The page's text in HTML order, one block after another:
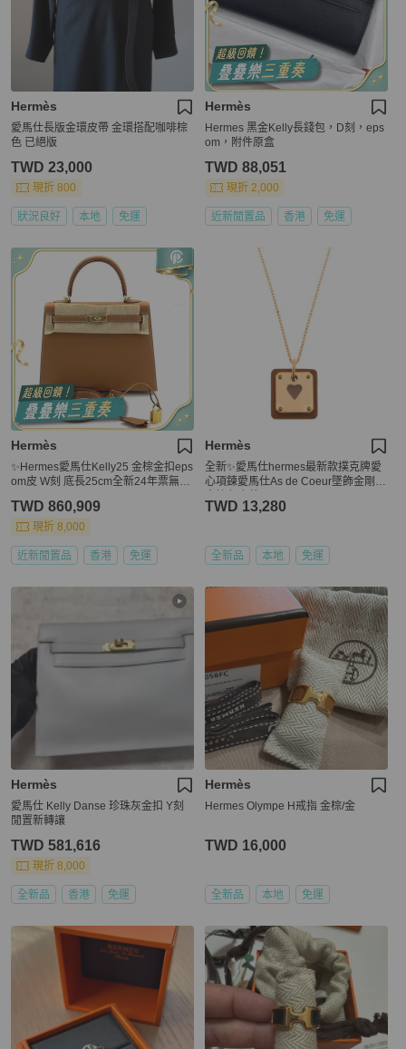
Hermès
愛馬仕長版金環皮帶 金環搭配咖啡棕
色 已絕版
TWD 23,000
現折 800
狀況良好 本地 免運
Hermès
Hermes 黑金Kelly長錢包，D刻，eps
om，附件原盒
TWD 88,051
現折 2,000
近新閒置品 香港 免運
Hermès
✨Hermes愛馬仕Kelly25 金棕金扣eps
om皮 W刻 底長25cm全新24年票無盒
TWD 860,909
現折 8,000
近新閒置品 香港 免運
Hermès
全新✨愛馬仕hermes最新款撲克牌愛
心項鍊愛馬仕As de Coeur墜飾金剛色
TWD 13,280
全新品 本地 免運
Hermès
愛馬仕 Kelly Danse 珍珠灰金扣 Y刻
閒置新轉讓
TWD 581,616
現折 8,000
全新品 香港 免運
Hermès
Hermes Olympe H戒指 金棕/金
TWD 16,000
全新品 本地 免運